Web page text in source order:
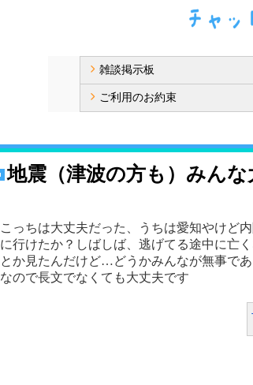
雑談掲示板
ご利用のお約束
地震（津波の方も）みんな
こっちは大丈夫だった、うちは愛知やけど
に行けたか？しばしば、逃げてる途中に亡
とか見たんだけど…どうかみんなが無事で
なので長文でなくても大丈夫です